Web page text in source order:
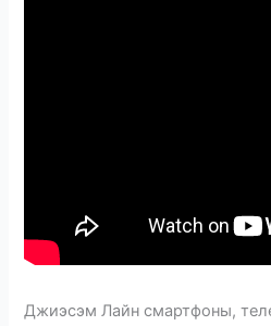
Джиэсэм Лайн смартфоны,